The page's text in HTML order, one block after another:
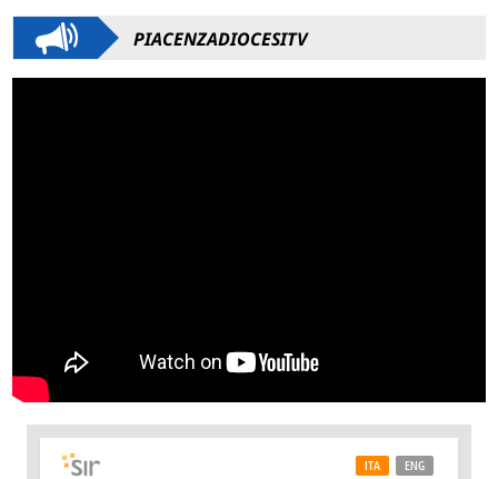
PIACENZADIOCESITV